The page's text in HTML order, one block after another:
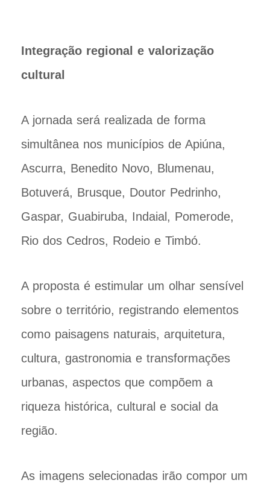
Integração regional e valorização
cultural
A jornada será realizada de forma
simultânea nos municípios de Apiúna,
Ascurra, Benedito Novo, Blumenau,
Botuverá, Brusque, Doutor Pedrinho,
Gaspar, Guabiruba, Indaial, Pomerode,
Rio dos Cedros, Rodeio e Timbó.
A proposta é estimular um olhar sensível
sobre o território, registrando elementos
como paisagens naturais, arquitetura,
cultura, gastronomia e transformações
urbanas, aspectos que compõem a
riqueza histórica, cultural e social da
região.
As imagens selecionadas irão compor um